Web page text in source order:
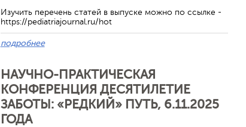
Изучить перечень статей в выпуске можно по ссылке -
https://pediatriajournal.ru/hot
подробнее
НАУЧНО-ПРАКТИЧЕСКАЯ
КОНФЕРЕНЦИЯ ДЕСЯТИЛЕТИЕ
ЗАБОТЫ: «РЕДКИЙ» ПУТЬ, 6.11.2025
ГОДА